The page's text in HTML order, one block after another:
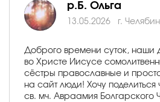
р.Б. Ольга
13.05.2026 г.
Доброго времени суток, наши
во Христе Иисусе
сёстры православные и
на сайт люди! Хочу поделиться
св. мч. Авраамия Болгарского